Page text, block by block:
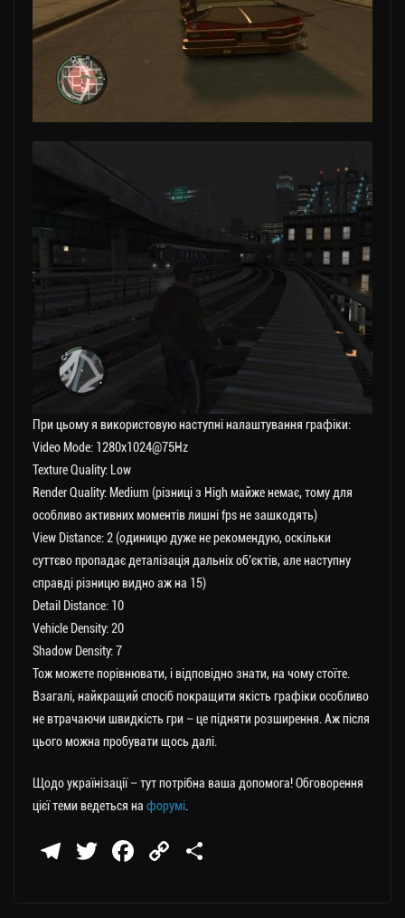
При цьому я використовую наступні налаштування графіки:
Video Mode: 1280х1024@75Hz
Texture Quality: Low
Render Quality: Medium (різниці з High майже немає, тому для
особливо активних моментів лишні fps не зашкодять)
View Distance: 2 (одиницю дуже не рекомендую, оскільки
суттєво пропадає деталізація дальніх об’єктів, але наступну
справді різницю видно аж на 15)
Detail Distance: 10
Vehicle Density: 20
Shadow Density: 7
Тож можете порівнювати, і відповідно знати, на чому стоїте.
Взагалі, найкращий спосіб покращити якість графіки особливо
не втрачаючи швидкість гри – це підняти розширення. Аж після
цього можна пробувати щось далі.
Щодо українізації – тут потрібна ваша допомога! Обговорення
цієї теми ведеться на форумі
Te
T
Fa
C